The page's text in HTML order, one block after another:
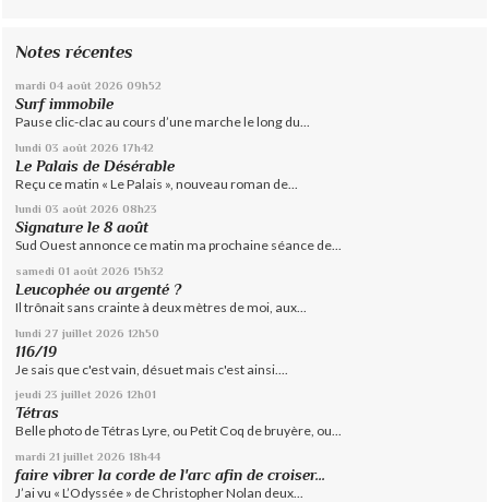
Notes récentes
mardi 04 août 2026 09h52
Surf immobile
Pause clic-clac au cours d’une marche le long du...
lundi 03 août 2026 17h42
Le Palais de Désérable
Reçu ce matin « Le Palais », nouveau roman de...
lundi 03 août 2026 08h23
Signature le 8 août
Sud Ouest annonce ce matin ma prochaine séance de...
samedi 01 août 2026 15h32
Leucophée ou argenté ?
Il trônait sans crainte à deux mètres de moi, aux...
lundi 27 juillet 2026 12h50
116/19
Je sais que c'est vain, désuet mais c'est ainsi....
jeudi 23 juillet 2026 12h01
Tétras
Belle photo de Tétras Lyre, ou Petit Coq de bruyère, ou...
mardi 21 juillet 2026 18h44
faire vibrer la corde de l'arc afin de croiser...
J’ai vu « L’Odyssée » de Christopher Nolan deux...